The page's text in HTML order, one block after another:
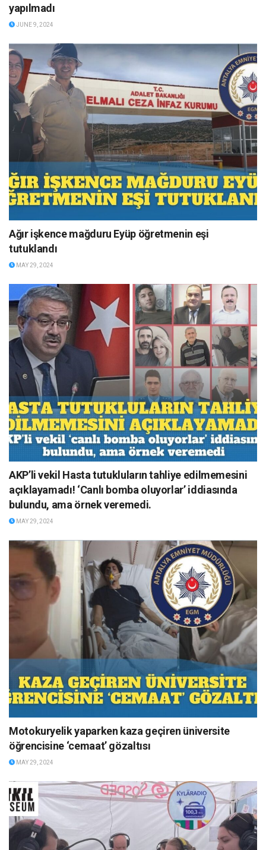
yapılmadı
JUNE 9, 2024
Ağır işkence mağduru Eyüp öğretmenin eşi
tutuklandı
MAY 29, 2024
AKP’li vekil Hasta tutukluların tahliye edilmemesini
açıklayamadı! ‘Canlı bomba oluyorlar’ iddiasında
bulundu, ama örnek veremedi.
MAY 29, 2024
Motokuryelik yaparken kaza geçiren üniversite
öğrencisine ‘cemaat’ gözaltısı
MAY 29, 2024